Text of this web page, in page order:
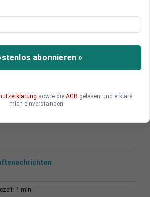
erreichen
die negative
Immer mehr Staaten und
Geld fürs
1 min
abonnieren »
sowie die AGB gelesen und erkläre
mich einverstanden.